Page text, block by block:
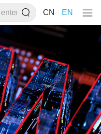
CN EN